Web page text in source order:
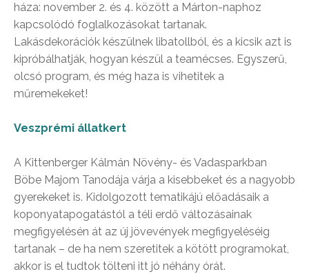
háza: november 2. és 4. között a Márton-naphoz
kapcsolódó foglalkozásokat tartanak.
Lakásdekorációk készülnek libatollból, és a kicsik azt is
kipróbálhatják, hogyan készül a teamécses. Egyszerű,
olcsó program, és még haza is vihetitek a
műremekeket!
Veszprémi állatkert
A Kittenberger Kálmán Növény- és Vadasparkban
Böbe Majom Tanodája várja a kisebbeket és a nagyobb
gyerekeket is. Kidolgozott tematikájú előadásaik a
koponyatapogatástól a téli erdő változásainak
megfigyelésén át az új jövevények megfigyeléséig
tartanak – de ha nem szeretitek a kötött programokat,
akkor is el tudtok tölteni itt jó néhány órát.